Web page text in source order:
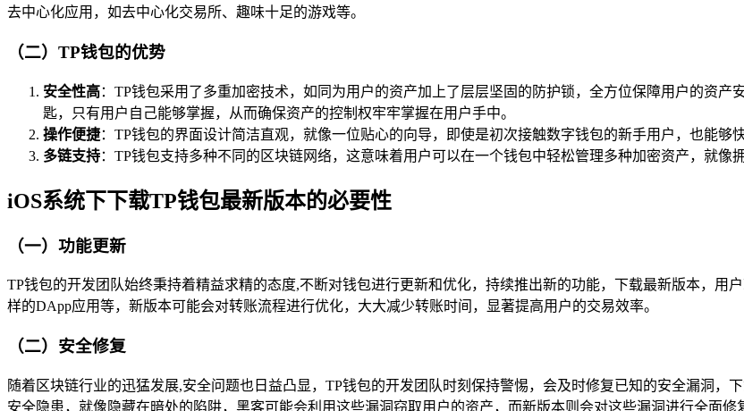
去中心化应用，如去中心化交易所、趣味十足的游戏等。
（二）TP钱包的优势
安全性高：TP钱包采用了多重加密技术，如同为用户的资产加上了层层坚固的防护锁，全方位保障用户的资
匙，只有用户自己能够掌握，从而确保资产的控制权牢牢掌握在用户手中。
操作便捷：TP钱包的界面设计简洁直观，就像一位贴心的向导，即使是初次接触数字钱包的新手用户，也能够
多链支持：TP钱包支持多种不同的区块链网络，这意味着用户可以在一个钱包中轻松管理多种加密资产，就像
iOS系统下下载TP钱包最新版本的必要性
（一）功能更新
TP钱包的开发团队始终秉持着精益求精的态度,不断对钱包进行更新和优化，持续推出新的功能，下载最新版本，用
样的DApp应用等，新版本可能会对转账流程进行优化，大大减少转账时间，显著提高用户的交易效率。
（二）安全修复
随着区块链行业的迅猛发展,安全问题也日益凸显，TP钱包的开发团队时刻保持警惕，会及时修复已知的安全漏洞，
安全隐患，就像隐藏在暗处的陷阱，黑客可能会利用这些漏洞窃取用户的资产，而新版本则会对这些漏洞进行全面修